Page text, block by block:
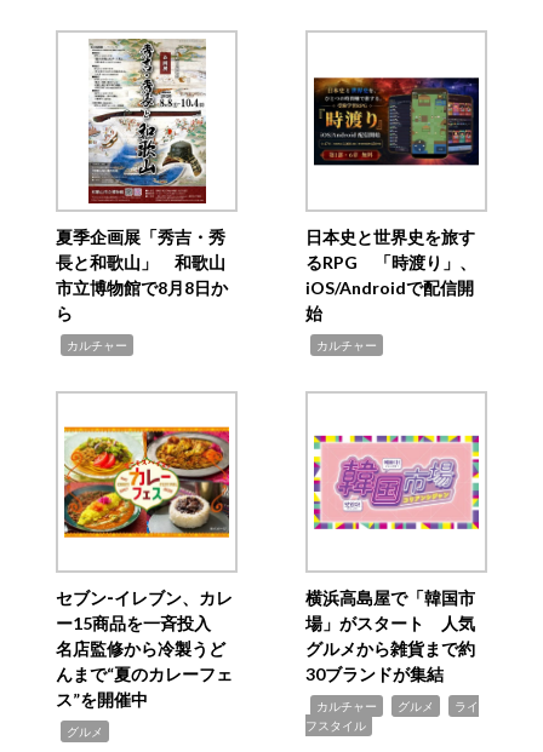
夏季企画展「秀吉・秀
長と和歌山」 和歌山
市立博物館で8月8日か
ら
カルチャー
日本史と世界史を旅す
るRPG 「時渡り」、
iOS/Androidで配信開
始
カルチャー
セブン‐イレブン、カレ
ー15商品を一斉投入
名店監修から冷製うど
んまで“夏のカレーフェ
ス”を開催中
グルメ
横浜高島屋で「韓国市
場」がスタート 人気
グルメから雑貨まで約
30ブランドが集結
カルチャー グルメ
ライ
フスタイル